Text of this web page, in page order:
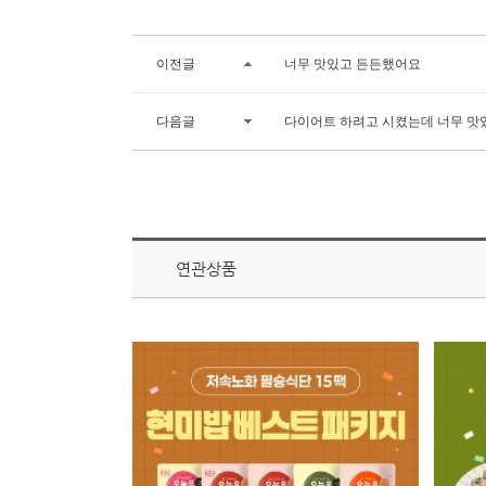
이전글 너무 맛있고 든든했어요
다음글 다이어트 하려고 시켰는데 너무 맛
연관상품